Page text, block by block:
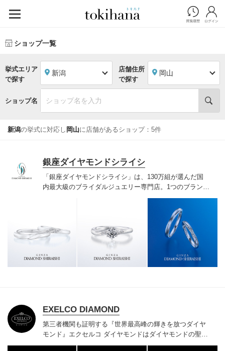
ショップ一覧
挙式エリア
で探す
新潟
店舗住所
で探す
岡山
ショップ名
新潟の挙式に対応し 岡山に店舗があるショップ：5件
銀座ダイヤモンドシライシ
「銀座ダイヤモンドシライシ」は、130万組が選んだ国
内最大級のブライダルジュエリー専門店。1つのブランド
では国内最大級の700種類以上の豊富なデザインを取り
揃え、ふたりの「似合う」と「好き」を同時に叶えた満
足の選択ができる指輪をご提案しています。多くのお客
様にご満足いただけている、一生身に着けるための指輪
のクオリティや購入後のアフターサービスをぜひ一度店
頭でお確かめください。
EXELCO DIAMOND
第三者機関も証明する『世界最高峰の輝きを放つダイヤ
モンド』 エクセルコ ダイヤモンドはダイヤモンドの聖地
ベルギー発祥で200年以上の歴史がある真のカッターズ